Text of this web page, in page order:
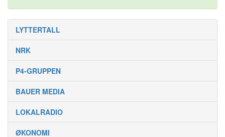
LYTTERTALL
NRK
P4-GRUPPEN
BAUER MEDIA
LOKALRADIO
ØKONOMI